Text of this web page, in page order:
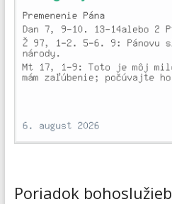
Poriadok bohoslužieb